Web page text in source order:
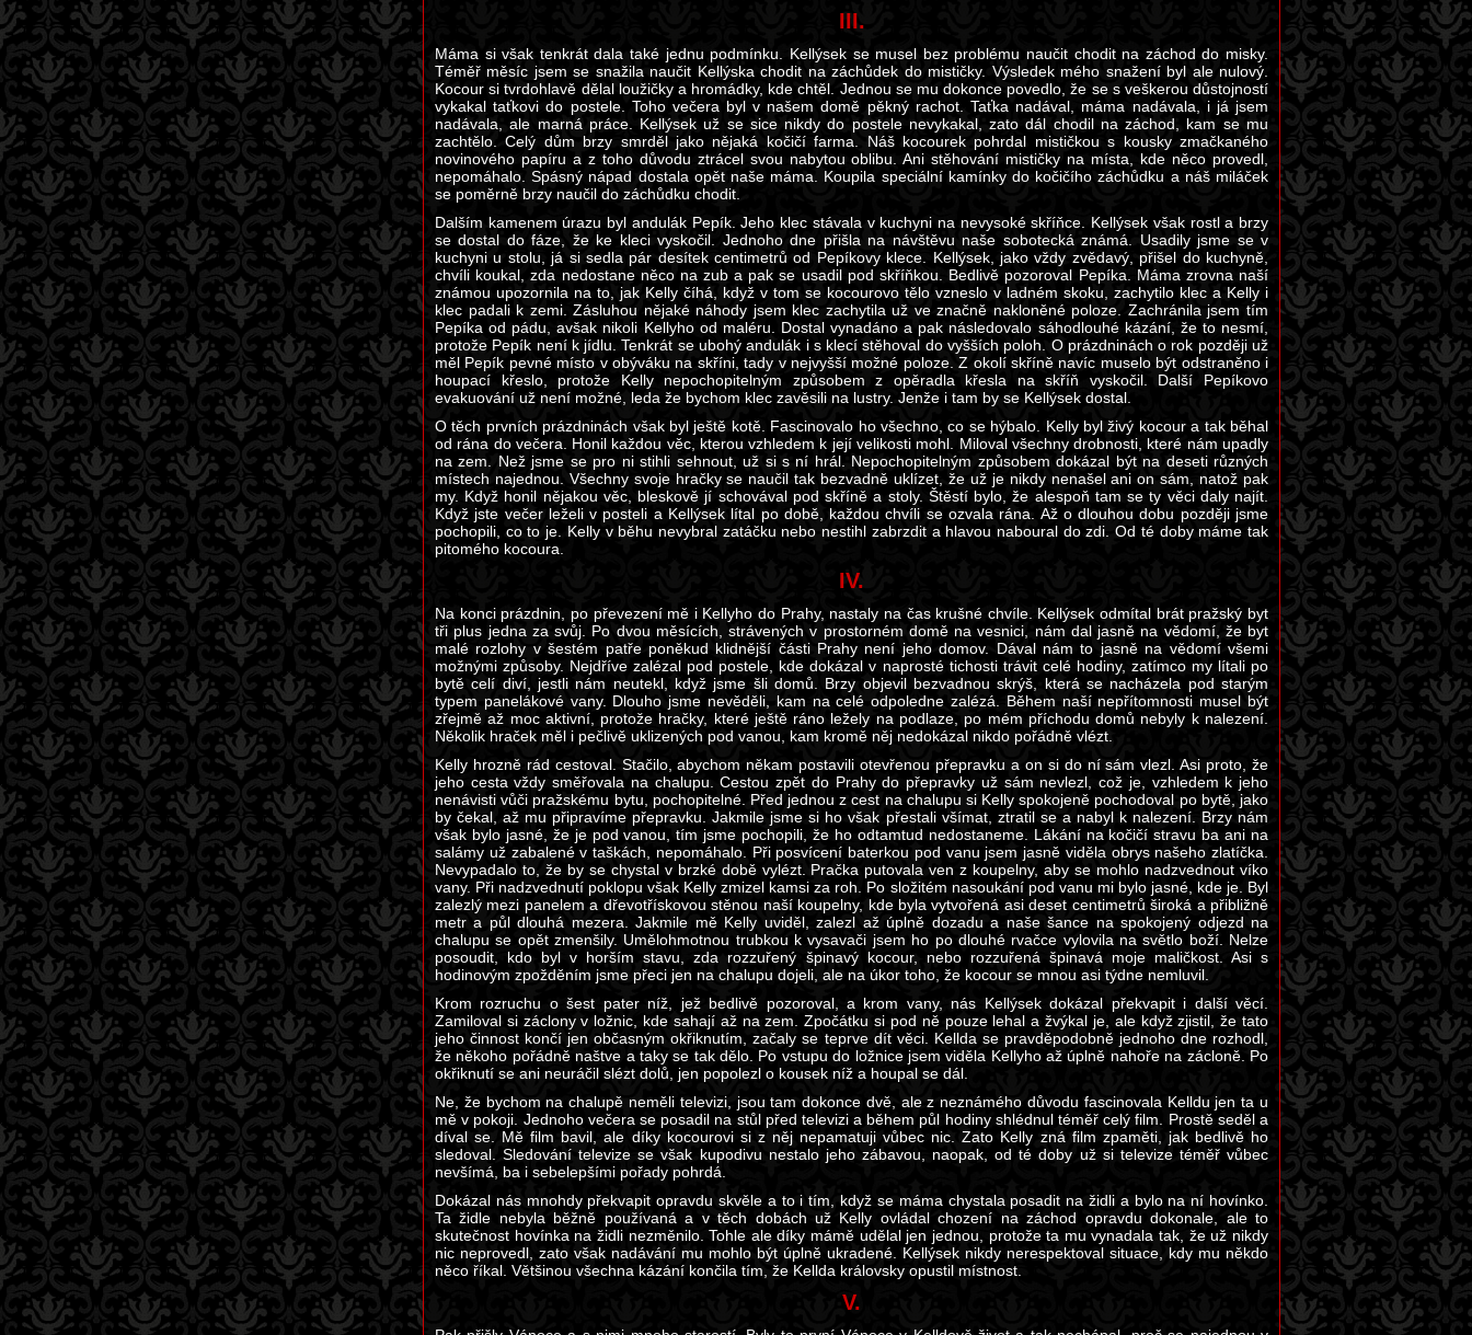
III.
Máma si však tenkrát dala také jednu podmínku. Kellýsek se musel bez problému naučit chodit na záchod do misky.
Téměř měsíc jsem se snažila naučit Kellýska chodit na záchůdek do mističky. Výsledek mého snažení byl ale nulový.
Kocour si tvrdohlavě dělal loužičky a hromádky, kde chtěl. Jednou se mu dokonce povedlo, že se s veškerou důstojností
vykakal taťkovi do postele. Toho večera byl v našem domě pěkný rachot. Taťka nadával, máma nadávala, i já jsem
nadávala, ale marná práce. Kellýsek už se sice nikdy do postele nevykakal, zato dál chodil na záchod, kam se mu
zachtělo. Celý dům brzy smrděl jako nějaká kočičí farma. Náš kocourek pohrdal mističkou s kousky zmačkaného
novinového papíru a z toho důvodu ztrácel svou nabytou oblibu. Ani stěhování mističky na místa, kde něco provedl,
nepomáhalo. Spásný nápad dostala opět naše máma. Koupila speciální kamínky do kočičího záchůdku a náš miláček
se poměrně brzy naučil do záchůdku chodit.
Dalším kamenem úrazu byl andulák Pepík. Jeho klec stávala v kuchyni na nevysoké skříňce. Kellýsek však rostl a brzy
se dostal do fáze, že ke kleci vyskočil. Jednoho dne přišla na návštěvu naše sobotecká známá. Usadily jsme se v
kuchyni u stolu, já si sedla pár desítek centimetrů od Pepíkovy klece. Kellýsek, jako vždy zvědavý, přišel do kuchyně,
chvíli koukal, zda nedostane něco na zub a pak se usadil pod skříňkou. Bedlivě pozoroval Pepíka. Máma zrovna naší
známou upozornila na to, jak Kelly číhá, když v tom se kocourovo tělo vzneslo v ladném skoku, zachytilo klec a Kelly i
klec padali k zemi. Zásluhou nějaké náhody jsem klec zachytila už ve značně nakloněné poloze. Zachránila jsem tím
Pepíka od pádu, avšak nikoli Kellyho od maléru. Dostal vynadáno a pak následovalo sáhodlouhé kázání, že to nesmí,
protože Pepík není k jídlu. Tenkrát se ubohý andulák i s klecí stěhoval do vyšších poloh. O prázdninách o rok později už
měl Pepík pevné místo v obýváku na skříni, tady v nejvyšší možné poloze. Z okolí skříně navíc muselo být odstraněno i
houpací křeslo, protože Kelly nepochopitelným způsobem z opěradla křesla na skříň vyskočil. Další Pepíkovo
evakuování už není možné, leda že bychom klec zavěsili na lustry. Jenže i tam by se Kellýsek dostal.
O těch prvních prázdninách však byl ještě kotě. Fascinovalo ho všechno, co se hýbalo. Kelly byl živý kocour a tak běhal
od rána do večera. Honil každou věc, kterou vzhledem k její velikosti mohl. Miloval všechny drobnosti, které nám upadly
na zem. Než jsme se pro ni stihli sehnout, už si s ní hrál. Nepochopitelným způsobem dokázal být na deseti různých
místech najednou. Všechny svoje hračky se naučil tak bezvadně uklízet, že už je nikdy nenašel ani on sám, natož pak
my. Když honil nějakou věc, bleskově jí schovával pod skříně a stoly. Štěstí bylo, že alespoň tam se ty věci daly najít.
Když jste večer leželi v posteli a Kellýsek lítal po době, každou chvíli se ozvala rána. Až o dlouhou dobu později jsme
pochopili, co to je. Kelly v běhu nevybral zatáčku nebo nestihl zabrzdit a hlavou naboural do zdi. Od té doby máme tak
pitomého kocoura.
IV.
Na konci prázdnin, po převezení mě i Kellyho do Prahy, nastaly na čas krušné chvíle. Kellýsek odmítal brát pražský byt
tři plus jedna za svůj. Po dvou měsících, strávených v prostorném domě na vesnici, nám dal jasně na vědomí, že byt
malé rozlohy v šestém patře poněkud klidnější části Prahy není jeho domov. Dával nám to jasně na vědomí všemi
možnými způsoby. Nejdříve zalézal pod postele, kde dokázal v naprosté tichosti trávit celé hodiny, zatímco my lítali po
bytě celí diví, jestli nám neutekl, když jsme šli domů. Brzy objevil bezvadnou skrýš, která se nacházela pod starým
typem panelákové vany. Dlouho jsme nevěděli, kam na celé odpoledne zalézá. Během naší nepřítomnosti musel být
zřejmě až moc aktivní, protože hračky, které ještě ráno ležely na podlaze, po mém příchodu domů nebyly k nalezení.
Několik hraček měl i pečlivě uklizených pod vanou, kam kromě něj nedokázal nikdo pořádně vlézt.
Kelly hrozně rád cestoval. Stačilo, abychom někam postavili otevřenou přepravku a on si do ní sám vlezl. Asi proto, že
jeho cesta vždy směřovala na chalupu. Cestou zpět do Prahy do přepravky už sám nevlezl, což je, vzhledem k jeho
nenávisti vůči pražskému bytu, pochopitelné. Před jednou z cest na chalupu si Kelly spokojeně pochodoval po bytě, jako
by čekal, až mu připravíme přepravku. Jakmile jsme si ho však přestali všímat, ztratil se a nabyl k nalezení. Brzy nám
však bylo jasné, že je pod vanou, tím jsme pochopili, že ho odtamtud nedostaneme. Lákání na kočičí stravu ba ani na
salámy už zabalené v taškách, nepomáhalo. Při posvícení baterkou pod vanu jsem jasně viděla obrys našeho zlatíčka.
Nevypadalo to, že by se chystal v brzké době vylézt. Pračka putovala ven z koupelny, aby se mohlo nadzvednout víko
vany. Při nadzvednutí poklopu však Kelly zmizel kamsi za roh. Po složitém nasoukání pod vanu mi bylo jasné, kde je. Byl
zalezlý mezi panelem a dřevotřískovou stěnou naší koupelny, kde byla vytvořená asi deset centimetrů široká a přibližně
metr a půl dlouhá mezera. Jakmile mě Kelly uviděl, zalezl až úplně dozadu a naše šance na spokojený odjezd na
chalupu se opět zmenšily. Umělohmotnou trubkou k vysavači jsem ho po dlouhé rvačce vylovila na světlo boží. Nelze
posoudit, kdo byl v horším stavu, zda rozzuřený špinavý kocour, nebo rozzuřená špinavá moje maličkost. Asi s
hodinovým zpožděním jsme přeci jen na chalupu dojeli, ale na úkor toho, že kocour se mnou asi týdne nemluvil.
Krom rozruchu o šest pater níž, jež bedlivě pozoroval, a krom vany, nás Kellýsek dokázal překvapit i další věcí.
Zamiloval si záclony v ložnic, kde sahají až na zem. Zpočátku si pod ně pouze lehal a žvýkal je, ale když zjistil, že tato
jeho činnost končí jen občasným okřiknutím, začaly se teprve dít věci. Kellda se pravděpodobně jednoho dne rozhodl,
že někoho pořádně naštve a taky se tak dělo. Po vstupu do ložnice jsem viděla Kellyho až úplně nahoře na zácloně. Po
okřiknutí se ani neuráčil slézt dolů, jen popolezl o kousek níž a houpal se dál.
Ne, že bychom na chalupě neměli televizi, jsou tam dokonce dvě, ale z neznámého důvodu fascinovala Kelldu jen ta u
mě v pokoji. Jednoho večera se posadil na stůl před televizi a během půl hodiny shlédnul téměř celý film. Prostě seděl a
díval se. Mě film bavil, ale díky kocourovi si z něj nepamatuji vůbec nic. Zato Kelly zná film zpaměti, jak bedlivě ho
sledoval. Sledování televize se však kupodivu nestalo jeho zábavou, naopak, od té doby už si televize téměř vůbec
nevšímá, ba i sebelepšími pořady pohrdá.
Dokázal nás mnohdy překvapit opravdu skvěle a to i tím, když se máma chystala posadit na židli a bylo na ní hovínko.
Ta židle nebyla běžně používaná a v těch dobách už Kelly ovládal chození na záchod opravdu dokonale, ale to
skutečnost hovínka na židli nezměnilo. Tohle ale díky mámě udělal jen jednou, protože ta mu vynadala tak, že už nikdy
nic neprovedl, zato však nadávání mu mohlo být úplně ukradené. Kellýsek nikdy nerespektoval situace, kdy mu někdo
něco říkal. Většinou všechna kázání končila tím, že Kellda královsky opustil místnost.
V.